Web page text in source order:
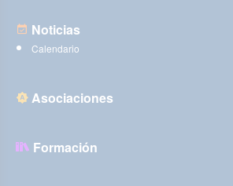
Noticias
Calendario
Asociaciones
Formación